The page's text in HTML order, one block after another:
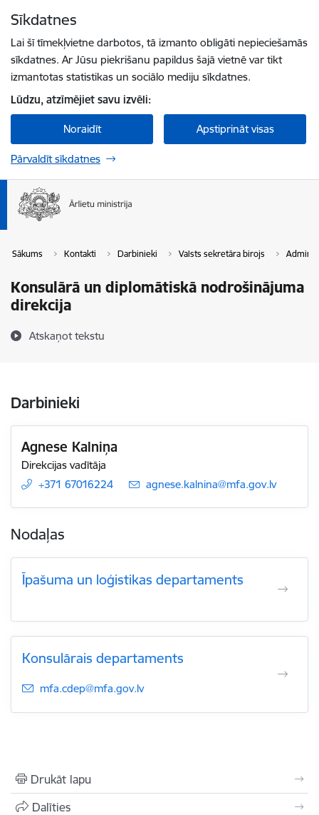
Sīkdatnes
Lai šī tīmekļvietne darbotos, tā izmanto obligāti nepieciešamās
sīkdatnes. Ar Jūsu piekrišanu papildus šajā vietnē var tikt
izmantotas statistikas un sociālo mediju sīkdatnes.
Lūdzu, atzīmējiet savu izvēli:
Noraidīt Apstiprināt visas
Pārvaldīt sīkdatnes
Sākums Kontakti Darbinieki Valsts sekretāra birojs
Konsulārā un diplomātiskā nodrošinājuma
direkcija
Atskaņot tekstu
Darbinieki
Agnese Kalniņa
Direkcijas vadītāja
+371 67016224
E-pasts:
agnese.kalnina@mfa.gov.lv
Nodaļas
Īpašuma un loģistikas departaments
Konsulārais departaments
E-pasts:
mfa.cdep@mfa.gov.lv
Drukāt lapu
Dalīties